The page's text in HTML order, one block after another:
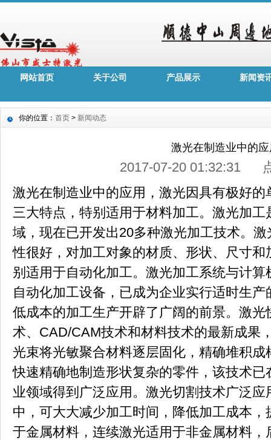
网站首页 关于公司 产品展示 新闻资
你的位置： 首页 > 新闻动态
激光在制造业中的
2017-07-20 01:32:31
激光在制造业中的应用，激光因具有极好
三大特点，特别适用于材料加工。激光加
域，现在已开发出20多种激光加工技术。
性很好，对加工对象的材质、形状、尺寸
别适用于自动化加工。激光加工系统与计
自动化加工设备，已成为企业实行适时生
低成本的加工生产开辟了广阔的前景。激
术、CAD/CAM技术和材料技术的最新成果
光束将光敏聚合材料逐层固化，精确堆积
快速精确地制造形状复杂的零件，该技术
业领域得到广泛应用。激光切割技术广泛
中，可大大减少加工时间，降低加工成本
于金属材料，连续激光适用于非金属材料